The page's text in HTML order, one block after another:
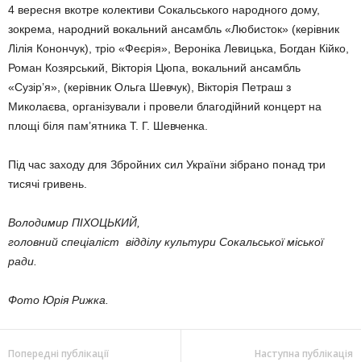
4 вересня вкотре колек­тиви Сокальського народного до­му,
зокре­ма, народний вокальний ан­самбль «Лю­бис­­ток» (керівник
Лілія Конон­чук), тріо «Фeє­рія», Вероніка Левицька, Богдан Кійко,
Ро­ман Козярський, Вікторія Цюпа, вокаль­ний ансамбль
«Сузір’я», (керівник Ольга Шев­чук), Вікторія Петраш з
Миколаєва, органі­зували і провели бла­годійний концерт на
площі біля пам’ятника Т. Г. Шевченка.
Під час заходу для Збройних сил України зібрано понад три
тисячі гривень.
Володимир ПІХОЦЬКИЙ,
головний спеціаліст відділу культури Сокальської міської
ради.
Фото Юрія Рижка.
Попередні публікації Наступна публікація